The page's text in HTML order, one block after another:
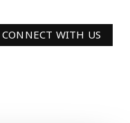
CONNECT WITH US